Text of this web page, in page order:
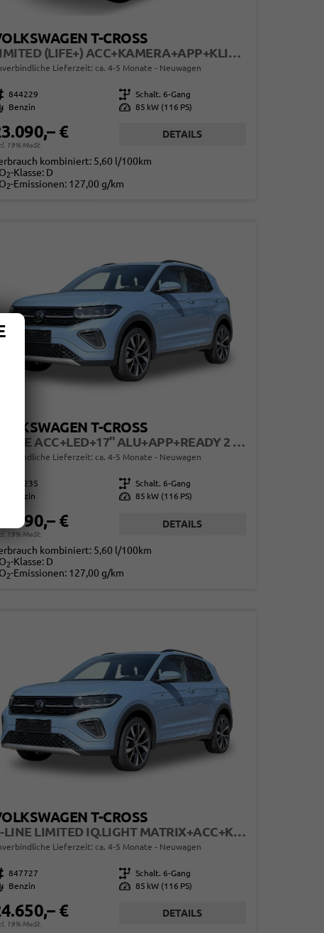
T-CROSS
LIMITED (LIFE+) ACC+KAMERA+APP+KLIMA+LED+17'' ALU
Lieferzeit: ca. 4-5 Monate Neuwagen
844229 Getriebe Schalt. 6-Gang
Benzin Leistung 85 kW (116 PS)
€
19% MwSt.
DETAILS
kombiniert: 5,60 l/100km
2-Klasse: D
2-Emissionen: 127,00 g/km
T-CROSS
R-LINE ACC+LED+17'' ALU+APP+READY 2 DISCOVER
Lieferzeit: ca. 4-5 Monate Neuwagen
844235 Getriebe Schalt. 6-Gang
Benzin Leistung 85 kW (116 PS)
23.690,– €
19% MwSt.
DETAILS
kombiniert: 5,60 l/100km
2-Klasse: D
2-Emissionen: 127,00 g/km
T-CROSS
R-LINE LIMITED IQ.LIGHT MATRIX+ACC+KAMERA+18'' ALU
Lieferzeit: ca. 4-5 Monate Neuwagen
847727 Getriebe Schalt. 6-Gang
Benzin Leistung 85 kW (116 PS)
€
19% MwSt.
DETAILS